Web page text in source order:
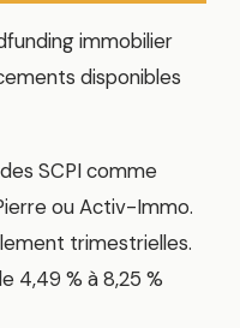
immobilier
disponibles
SCPI comme
ou Activ-Immo.
trimestrielles.
4,49 % à 8,25 %